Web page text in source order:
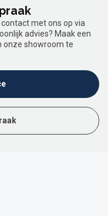
met ons op via
advies? Maak een
onze showroom te